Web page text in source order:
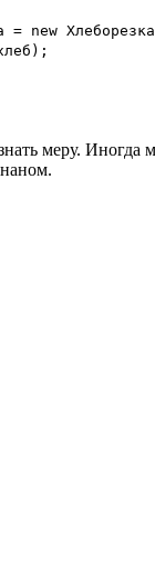
= new
меру. Иногда